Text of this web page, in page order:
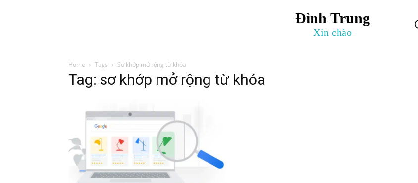
Đình Trung
Xin chào
Home Tags Sơ khớp mở rộng từ khóa
Tag: sơ khớp mở rộng từ khóa